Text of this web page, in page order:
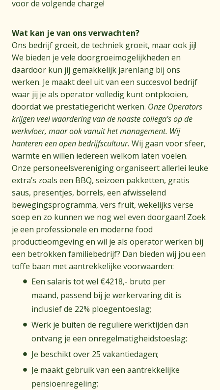
voor de volgende charge!
Wat kan je van ons verwachten?
Ons bedrijf groeit, de techniek groeit, maar ook jij!
We bieden je vele doorgroeimogelijkheden en
daardoor kun jij gemakkelijk jarenlang bij ons
werken. Je maakt deel uit van een succesvol bedrijf
waar jij je als operator volledig kunt ontplooien,
doordat we prestatiegericht werken. Onze Operators
krijgen veel waardering van de naaste collega’s op de
werkvloer, maar ook vanuit het management. Wij
hanteren een open bedrijfscultuur. Wij gaan voor sfeer,
warmte en willen iedereen welkom laten voelen.
Onze personeelsvereniging organiseert allerlei leuke
extra’s zoals een BBQ, seizoen pakketten, gratis
saus, presentjes, borrels, een afwisselend
bewegingsprogramma, vers fruit, wekelijks verse
soep en zo kunnen we nog wel even doorgaan! Zoek
je een professionele en moderne food
productieomgeving en wil je als operator werken bij
een betrokken familiebedrijf? Dan bieden wij jou een
toffe baan met aantrekkelijke voorwaarden:
Een salaris tot wel €4218,- bruto per
maand, passend bij je werkervaring dit is
inclusief de 22% ploegentoeslag;
Werk je buiten de reguliere werktijden dan
ontvang je een onregelmatigheidstoeslag;
Je beschikt over 25 vakantiedagen;
Je maakt gebruik van een aantrekkelijke
pensioenregeling;